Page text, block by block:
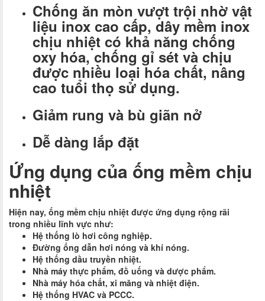
Chống ăn mòn vượt trội nhờ vật
liệu inox cao cấp, dây mềm inox
chịu nhiệt có khả năng chống
oxy hóa, chống gỉ sét và chịu
được nhiều loại hóa chất, nâng
cao tuổi thọ sử dụng.
Giảm rung và bù giãn nở
Dễ dàng lắp đặt
Ứng dụng của ống mềm chịu
nhiệt
Hiện nay, ống mềm chịu nhiệt được ứng dụng rộng rãi
trong nhiều lĩnh vực như:
Hệ thống lò hơi công nghiệp.
Đường ống dẫn hơi nóng và khí nóng.
Hệ thống dầu truyền nhiệt.
Nhà máy thực phẩm, đồ uống và dược phẩm.
Nhà máy hóa chất, xi măng và nhiệt điện.
Hệ thống HVAC và PCCC.